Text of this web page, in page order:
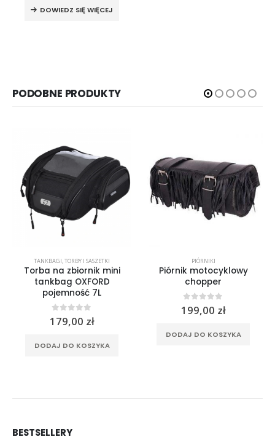
DOWIEDZ SIĘ WIĘCEJ
PODOBNE PRODUKTY
TANKBAGI,TORBY I SASZETKI
Torba na zbiornik mini
tankbag OXFORD
pojemność 7L
0out of 5
179,00 zł
DODAJ DO KOSZYKA
PIÓRNIKI
Piórnik motocyklowy
chopper
0out of 5
199,00 zł
DODAJ DO KOSZYKA
BESTSELLERY